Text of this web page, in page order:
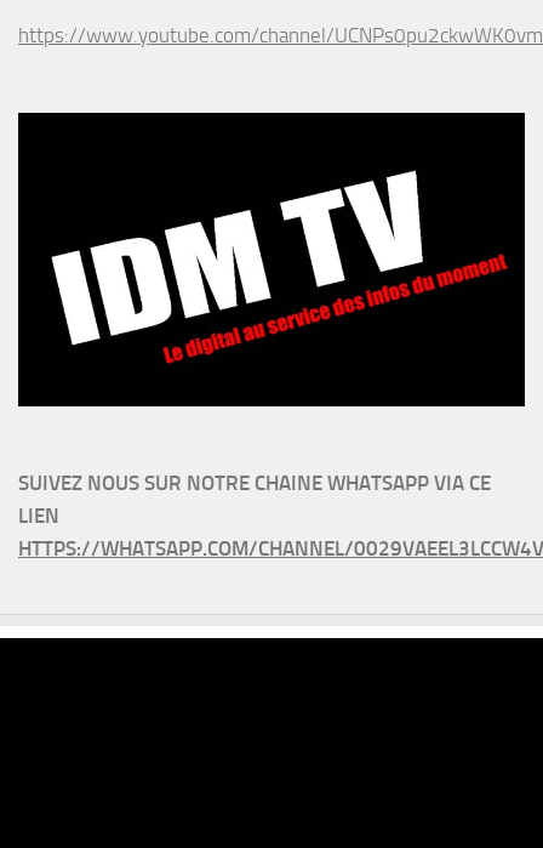
https://www.youtube.com/channel/
SUIVEZ NOUS SUR NOTRE CHAINE WHATSAPP VIA CE
LIEN
HTTPS://WHATSAPP.COM/CHANNEL/